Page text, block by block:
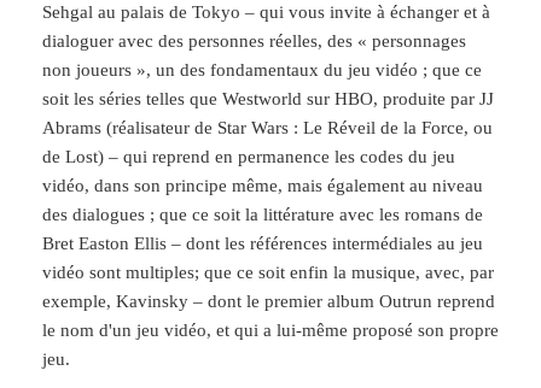
Sehgal au palais de Tokyo – qui vous invite à échanger et à
dialoguer avec des personnes réelles, des « personnages
non joueurs », un des fondamentaux du jeu vidéo ; que ce
soit les séries telles que Westworld sur HBO, produite par JJ
Abrams (réalisateur de Star Wars : Le Réveil de la Force, ou
de Lost) – qui reprend en permanence les codes du jeu
vidéo, dans son principe même, mais également au niveau
des dialogues ; que ce soit la littérature avec les romans de
Bret Easton Ellis – dont les références intermédiales au jeu
vidéo sont multiples; que ce soit enfin la musique, avec, par
exemple, Kavinsky – dont le premier album Outrun reprend
le nom d'un jeu vidéo, et qui a lui-même proposé son propre
jeu.